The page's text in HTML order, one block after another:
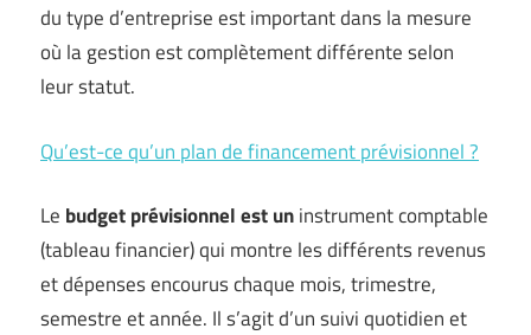
du type d’entreprise est important dans la mesure
où la gestion est complètement différente selon
leur statut.
Qu’est-ce qu’un plan de financement prévisionnel ?
Le budget prévisionnel est uninstrument comptable
(tableau financier) qui montre les différents revenus
et dépenses encourus chaque mois, trimestre,
semestre et année. Il s’agit d’un suivi quotidien et